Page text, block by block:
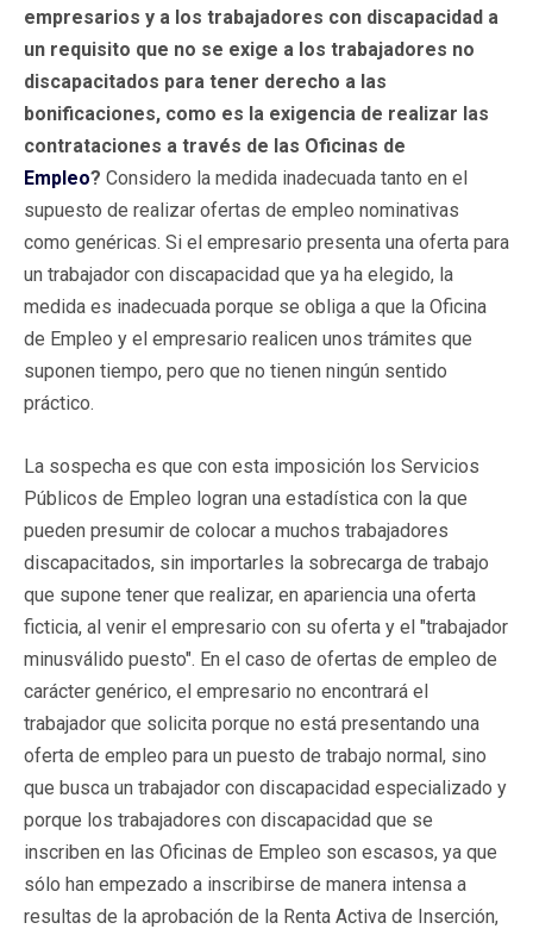
empresarios y a los trabajadores con discapacidad a
un requisito que no se exige a los trabajadores no
discapacitados para tener derecho a las
bonificaciones, como es la exigencia de realizar las
contrataciones a través de las Oficinas de
Empleo? Considero la medida inadecuada tanto en el
supuesto de realizar ofertas de empleo nominativas
como genéricas. Si el empresario presenta una oferta para
un trabajador con discapacidad que ya ha elegido, la
medida es inadecuada porque se obliga a que la Oficina
de Empleo y el empresario realicen unos trámites que
suponen tiempo, pero que no tienen ningún sentido
práctico.
La sospecha es que con esta imposición los Servicios
Públicos de Empleo logran una estadística con la que
pueden presumir de colocar a muchos trabajadores
discapacitados, sin importarles la sobrecarga de trabajo
que supone tener que realizar, en apariencia una oferta
ficticia, al venir el empresario con su oferta y el "trabajador
minusválido puesto". En el caso de ofertas de empleo de
carácter genérico, el empresario no encontrará el
trabajador que solicita porque no está presentando una
oferta de empleo para un puesto de trabajo normal, sino
que busca un trabajador con discapacidad especializado y
porque los trabajadores con discapacidad que se
inscriben en las Oficinas de Empleo son escasos, ya que
sólo han empezado a inscribirse de manera intensa a
resultas de la aprobación de la Renta Activa de Inserción,